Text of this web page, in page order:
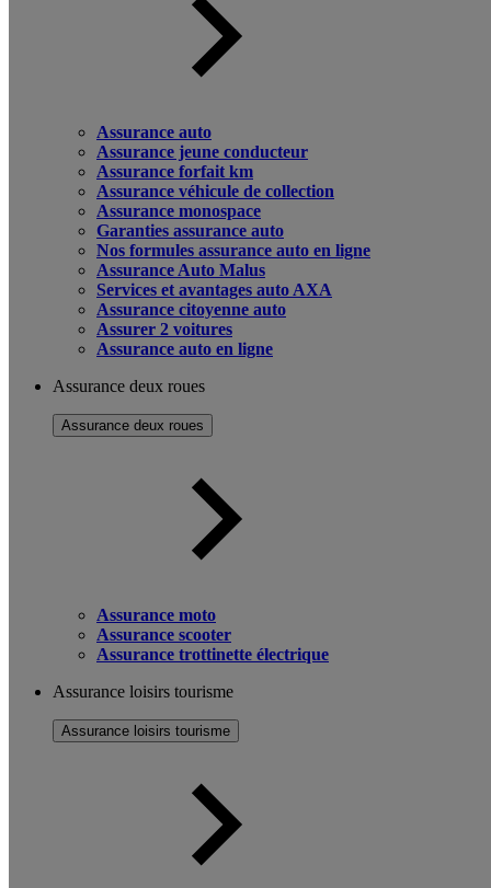
Assurance auto
Assurance jeune conducteur
Assurance forfait km
Assurance véhicule de collection
Assurance monospace
Garanties assurance auto
Nos formules assurance auto en ligne
Assurance Auto Malus
Services et avantages auto AXA
Assurance citoyenne auto
Assurer 2 voitures
Assurance auto en ligne
Assurance deux roues
Assurance deux roues
Assurance moto
Assurance scooter
Assurance trottinette électrique
Assurance loisirs tourisme
Assurance loisirs tourisme